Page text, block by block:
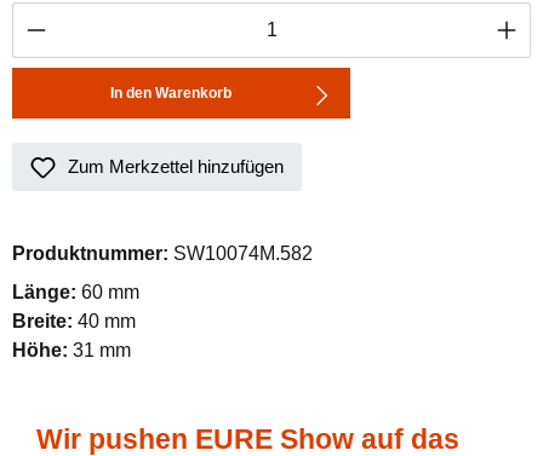
Produkt Anzahl: Gib den gewünschten
In den Warenkorb
Zum Merkzettel hinzufügen
Produktnummer: SW10074M.582
Länge: 60 mm
Breite: 40 mm
Höhe: 31 mm
Wir pushen EURE Show auf das